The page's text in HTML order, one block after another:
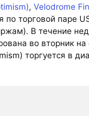
, Velodrome
торговой паре
В течение
во вторник
торгуется в